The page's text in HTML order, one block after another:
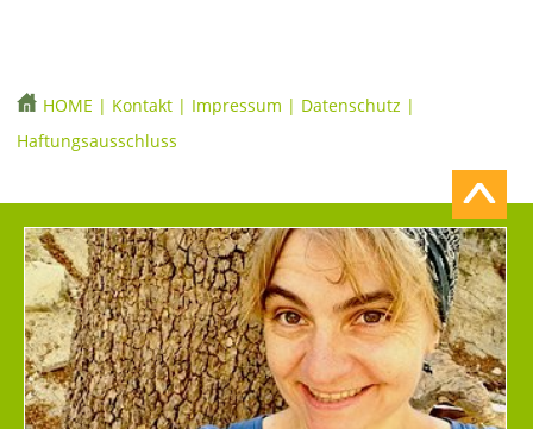
HOME | Kontakt | Impressum | Datenschutz |
Haftungsausschluss